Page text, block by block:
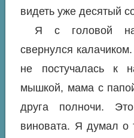
видеть уже десятый
Я с головой
свернулся
не постучалась к
мышкой, мама с
друга полночи.
виновата. Я думал о